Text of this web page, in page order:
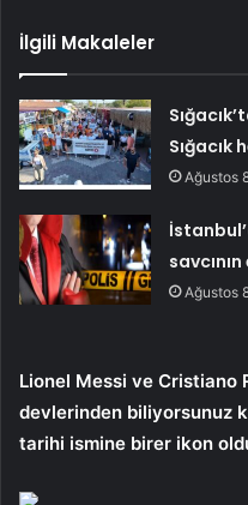
İlgili Makaleler
Sığacık
Ağustos
Ağustos
Lionel Messi ve Cristiano
devlerinden biliyorsunuz
tarihi ismine birer ikon